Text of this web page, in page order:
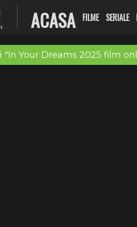
ACASA FILME SERIALE
Your Dreams 2025 film